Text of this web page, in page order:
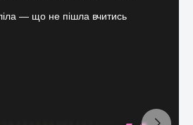
— що не пішла вчитись